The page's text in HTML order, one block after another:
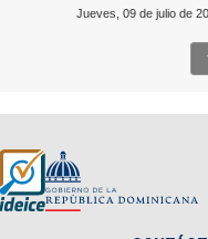
jueves, 09 de julio de